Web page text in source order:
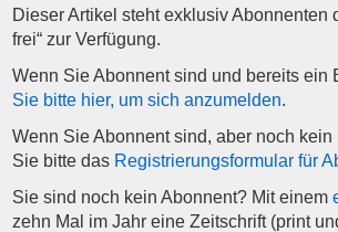
Dieser Artikel steht exklusiv Abonnenten
frei“ zur Verfügung.
Wenn Sie Abonnent sind und bereits ein
Sie bitte hier, um sich anzumelden.
Wenn Sie Abonnent sind, aber noch
Sie bitte das Registrierungsformular für
Sie sind noch kein Abonnent? Mit einem
zehn Mal im Jahr eine Zeitschrift (print